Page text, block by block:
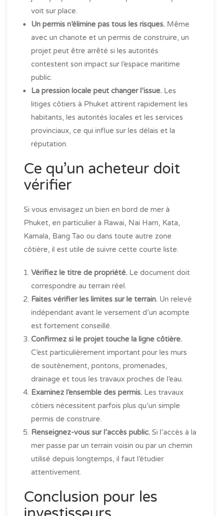
voit sur place.
Un permis n’élimine pas tous les risques. Même
avec un chanote et un permis de construire, un
projet peut être arrêté si les autorités
contestent son impact sur l’espace maritime
public.
La pression locale peut changer l’issue. Les
litiges côtiers à Phuket attirent rapidement les
habitants, les autorités locales et les services
provinciaux, ce qui influe sur les délais et la
réputation.
Ce qu’un acheteur doit
vérifier
Si vous envisagez un bien en bord de mer à
Phuket, en particulier à Rawai, Nai Harn, Kata,
Kamala, Bang Tao ou dans toute autre zone
côtière, il est utile de suivre cette courte liste.
Vérifiez le titre de propriété. Le document doit
correspondre au terrain réel.
Faites vérifier les limites sur le terrain. Un relevé
indépendant avant le versement d’un acompte
est fortement conseillé.
Confirmez si le projet touche la ligne côtière.
C’est particulièrement important pour les murs
de soutènement, pontons, promenades,
drainage et tous les travaux proches de l’eau.
Examinez l’ensemble des permis. Les travaux
côtiers nécessitent parfois plus qu’un simple
permis de construire.
Renseignez-vous sur l’accès public. Si l’accès à la
mer passe par un terrain voisin ou par un chemin
utilisé depuis longtemps, il faut l’étudier
attentivement.
Conclusion pour les